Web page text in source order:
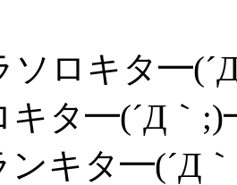
ソロキタ
キタ━(´Д｀
ンキタ━(´Д